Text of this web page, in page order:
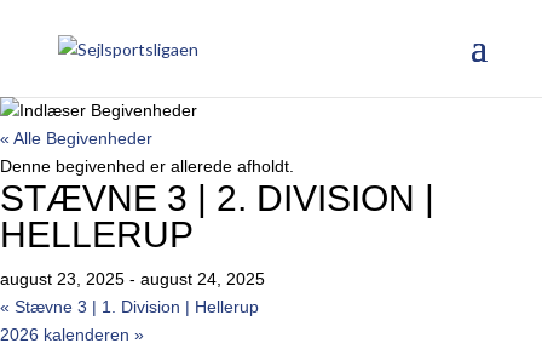
« Alle Begivenheder
Denne begivenhed er allerede afholdt.
STÆVNE 3 | 2. DIVISION |
HELLERUP
august 23, 2025 - august 24, 2025
« Stævne 3 | 1. Division | Hellerup
2026 kalenderen »